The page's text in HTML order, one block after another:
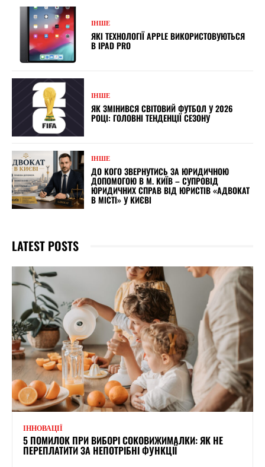
ІНШЕ
ЯКІ ТЕХНОЛОГІЇ APPLE ВИКОРИСТОВУЮТЬСЯ
В IPAD PRO
ІНШЕ
ЯК ЗМІНИВСЯ СВІТОВИЙ ФУТБОЛ У 2026
РОЦІ: ГОЛОВНІ ТЕНДЕНЦІЇ СЕЗОНУ
ІНШЕ
ДО КОГО ЗВЕРНУТИСЬ ЗА ЮРИДИЧНОЮ
ДОПОМОГОЮ В М. КИЇВ – СУПРОВІД
ЮРИДИЧНИХ СПРАВ ВІД ЮРИСТІВ «АДВОКАТ
В МІСТІ» У КИЄВІ
LATEST POSTS
ІННОВАЦІЇ
5 ПОМИЛОК ПРИ ВИБОРІ СОКОВИЖИМАЛКИ: ЯК НЕ
ПЕРЕПЛАТИТИ ЗА НЕПОТРІБНІ ФУНКЦІЇ